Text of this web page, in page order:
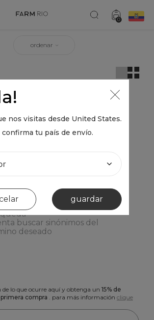
0
nos visitas desde United States.
confirma tu país de envío.
guardar
ordenar
OOPS!
ningún producto
hacer?
los términos
utilizar una sola palabra
términos genéricos en la
buscar sinónimos del
deseado
de lo que ocurre aquí y obtenga un 15% de
compra . para más información clique